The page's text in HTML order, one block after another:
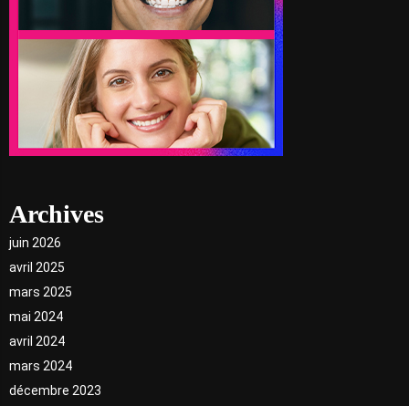
Archives
juin 2026
avril 2025
mars 2025
mai 2024
avril 2024
mars 2024
décembre 2023